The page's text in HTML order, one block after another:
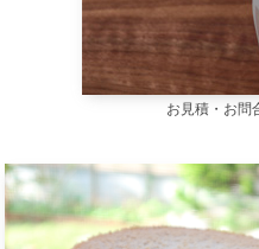
お見積・お問